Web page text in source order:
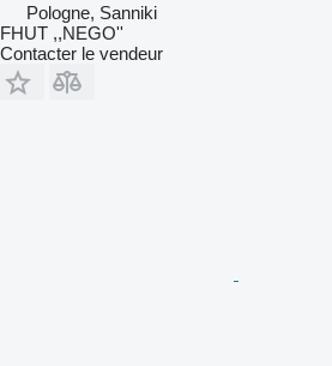
Pologne, Sanniki
FHUT ,,NEGO''
Contacter le vendeur